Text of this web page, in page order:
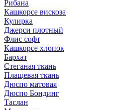
Рибана
Кашкорсе вискоза
Кулирка
Джерси плотный
Флис софт
Кашкорсе хлопок
Бархат
Стеганая ткань
Плащевая ткань
Дюспо матовая
Дюспо Бондинг
Таслан